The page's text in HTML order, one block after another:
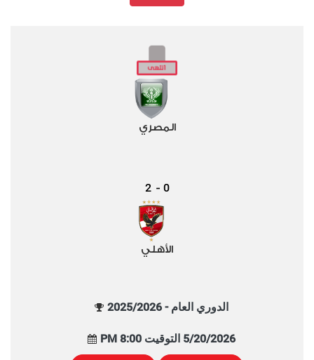
المصري
0
-
2
الأهلي
الدوري العام - 2025/2026
5/20/2026 التوقيت 8:00 PM